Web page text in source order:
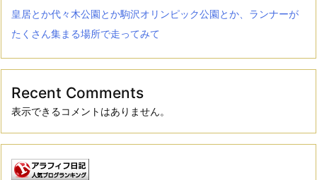
皇居とか代々木公園とか駒沢オリンピック公園とか、ランナーが
たくさん集まる場所で走ってみて
Recent Comments
表示できるコメントはありません。